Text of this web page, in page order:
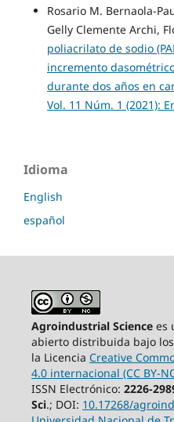
Rosario M. Bernaola-
Gelly Clemente Archi,
poliacrilato de sodio
incremento
durante dos años en
Vol. 11 Núm. 1 (2021):
Idioma
English
español
Agroindustrial Sciencees
abierto distribuida bajo
la Licencia Creative
4.0 internacional (CC BY-
ISSN Electrónico: 2226-
Sci.; DOI: 10.17268/